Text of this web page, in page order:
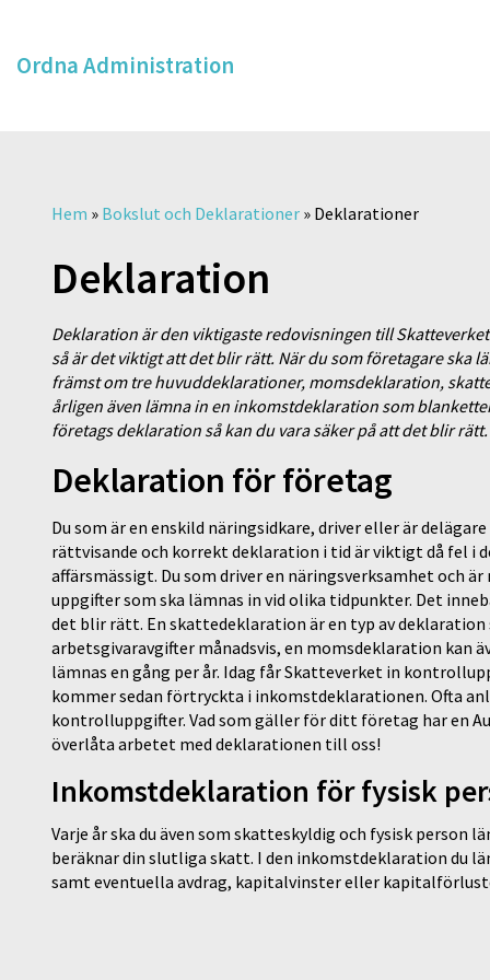
Ordna Administration
Hem » Bokslut och Deklarationer » Deklarationer
Deklaration
Deklaration är den viktigaste redovisningen till
så är det viktigt att det blir rätt. När du som företagare ska
främst om tre huvuddeklarationer, momsdeklaration,
årligen även lämna in en inkomstdeklaration som
företags deklaration så kan du vara säker på att det blir rätt.
Deklaration för företag
Du som är en enskild näringsidkare, driver eller är
rättvisande och korrekt deklaration i tid är viktigt då fel i
affärsmässigt. Du som driver en näringsverksamhet och
uppgifter som ska lämnas in vid olika tidpunkter. Det
det blir rätt. En skattedeklaration är en typ av
arbetsgivaravgifter månadsvis, en momsdeklaration kan
lämnas en gång per år. Idag får Skatteverket in
kommer sedan förtryckta i inkomstdeklarationen. Ofta
kontrolluppgifter. Vad som gäller för ditt företag har en
överlåta arbetet med deklarationen till oss!
Inkomstdeklaration för fysisk
Varje år ska du även som skatteskyldig och fysisk
beräknar din slutliga skatt. I den inkomstdeklaration du
samt eventuella avdrag, kapitalvinster eller